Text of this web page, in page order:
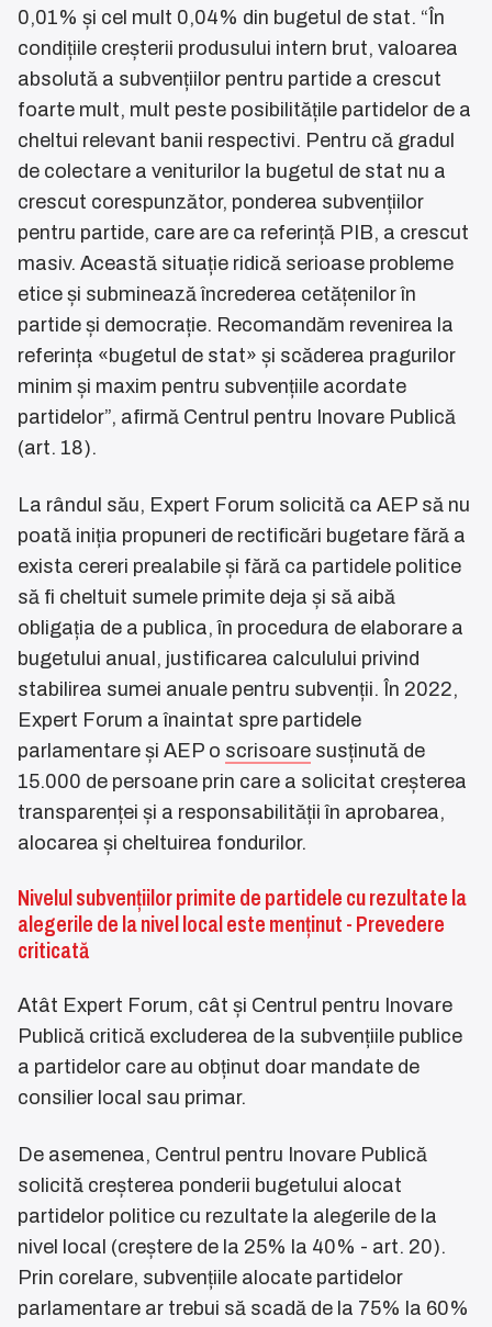
0,01% și cel mult 0,04% din bugetul de stat. “În
condițiile creșterii produsului intern brut, valoarea
absolută a subvențiilor pentru partide a crescut
foarte mult, mult peste posibilitățile partidelor de a
cheltui relevant banii respectivi. Pentru că gradul
de colectare a veniturilor la bugetul de stat nu a
crescut corespunzător, ponderea subvențiilor
pentru partide, care are ca referință PIB, a crescut
masiv. Această situație ridică serioase probleme
etice și subminează încrederea cetățenilor în
partide și democrație. Recomandăm revenirea la
referința «bugetul de stat» și scăderea pragurilor
minim și maxim pentru subvențiile acordate
partidelor”, afirmă Centrul pentru Inovare Publică
(art. 18).
La rândul său, Expert Forum solicită ca AEP să nu
poată iniția propuneri de rectificări bugetare fără a
exista cereri prealabile și fără ca partidele politice
să fi cheltuit sumele primite deja și să aibă
obligația de a publica, în procedura de elaborare a
bugetului anual, justificarea calculului privind
stabilirea sumei anuale pentru subvenții. În 2022,
Expert Forum a înaintat spre partidele
parlamentare și AEP o scrisoare susținută de
15.000 de persoane prin care a solicitat creșterea
transparenței și a responsabilității în aprobarea,
alocarea și cheltuirea fondurilor.
Nivelul subvențiilor primite de partidele cu rezultate la
alegerile de la nivel local este menținut - Prevedere
criticată
Atât Expert Forum, cât și Centrul pentru Inovare
Publică critică excluderea de la subvențiile publice
a partidelor care au obținut doar mandate de
consilier local sau primar.
De asemenea, Centrul pentru Inovare Publică
solicită creșterea ponderii bugetului alocat
partidelor politice cu rezultate la alegerile de la
nivel local (creștere de la 25% la 40% - art. 20).
Prin corelare, subvențiile alocate partidelor
parlamentare ar trebui să scadă de la 75% la 60%